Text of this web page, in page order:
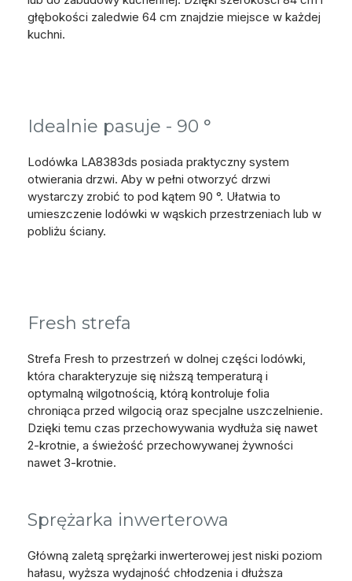
głębokości zaledwie 64 cm znajdzie miejsce w każdej
kuchni.
Idealnie pasuje - 90 °
Lodówka LA8383ds posiada praktyczny system
otwierania drzwi. Aby w pełni otworzyć drzwi
wystarczy zrobić to pod kątem 90 °. Ułatwia to
umieszczenie lodówki w wąskich przestrzeniach lub w
pobliżu ściany.
Fresh strefa
Strefa Fresh to przestrzeń w dolnej części lodówki,
która charakteryzuje się niższą temperaturą i
optymalną wilgotnością, którą kontroluje folia
chroniąca przed wilgocią oraz specjalne uszczelnienie.
Dzięki temu czas przechowywania wydłuża się nawet
2-krotnie, a świeżość przechowywanej żywności
nawet 3-krotnie.
Sprężarka inwerterowa
Główną zaletą sprężarki inwerterowej jest niski poziom
hałasu, wyższa wydajność chłodzenia i dłuższa